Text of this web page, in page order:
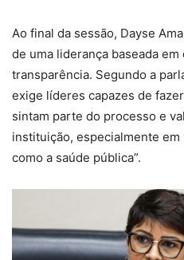
Ao final da sessão, Dayse
de uma liderança baseada
transparência. Segundo a
exige líderes capazes de
sintam parte do processo e
instituição, especialmente
como a saúde pública”.